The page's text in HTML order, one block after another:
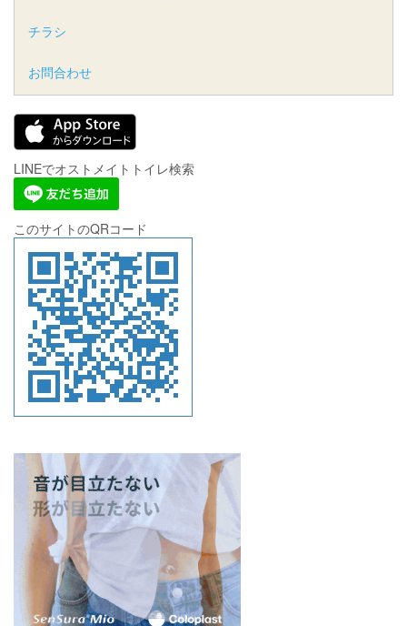
チラシ
お問合わせ
LINEでオストメイトトイレ検索
このサイトのQRコード